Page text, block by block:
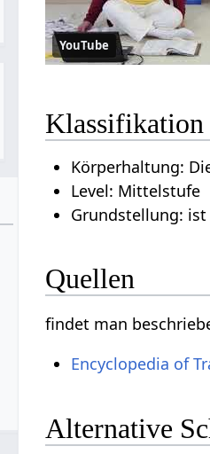
YouTube
Klassifikation
Körperhaltung:
Level: Mittelstufe
Grundstellung: ist
Quellen
findet man
Encyclopedia of
Alternative